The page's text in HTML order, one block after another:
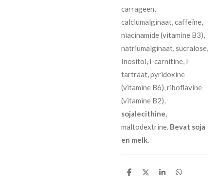
carrageen,
calciumalginaat, caffeïne,
niacinamide (vitamine B3),
natriumalginaat, sucralose,
Inositol, l-carnitine, l-
tartraat, pyridoxine
(vitamine B6), riboflavine
(vitamine B2),
sojalecithine,
maltodextrine. Bevat soja
en melk.
D
D
S
D